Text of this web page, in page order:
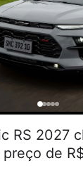
RS 2027
de